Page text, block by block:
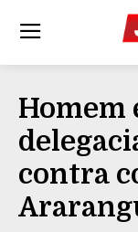
Homem
contra